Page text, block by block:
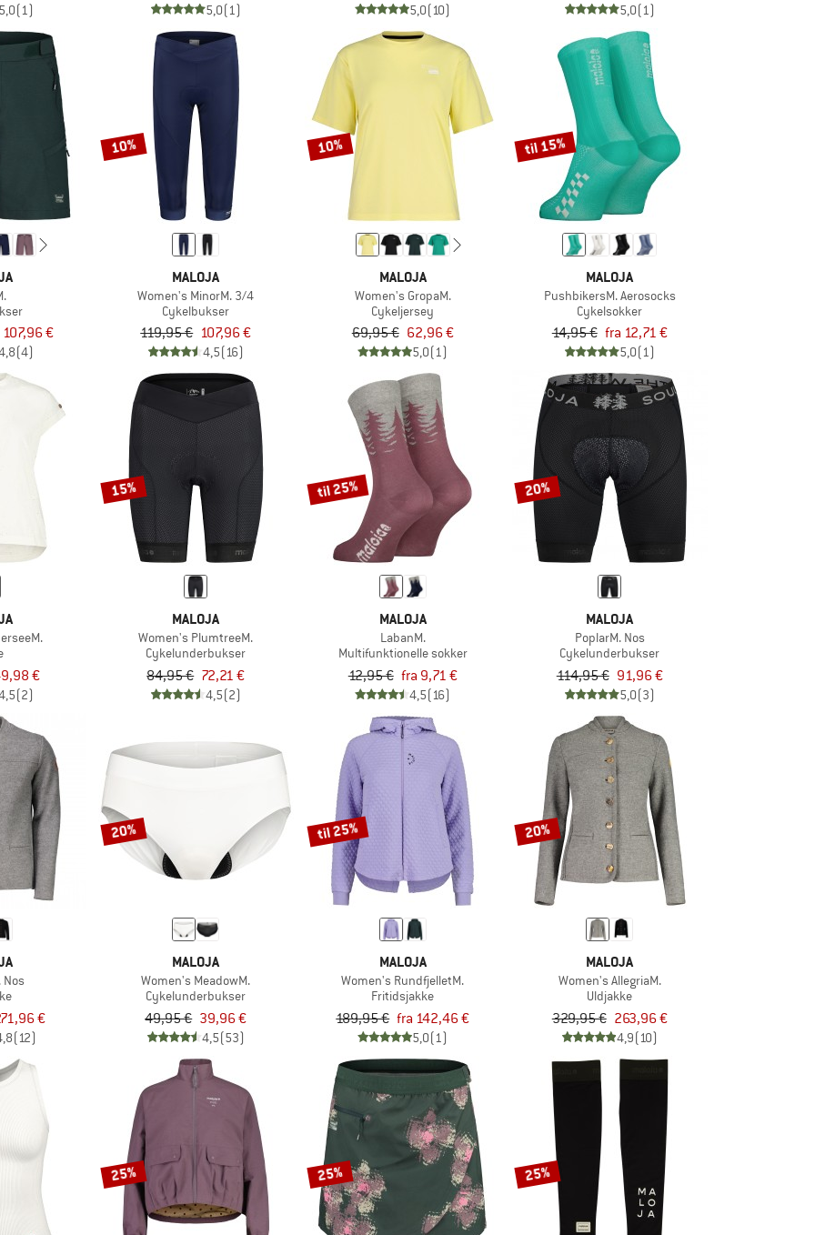
5,0(1) 5,0(1) 5,0(10) 5,0(1)
€
(4)
10%
MALOJA
Women's MinorM. 3/4
Cykelbukser
119,95 € 107,96 €
4,5(16)
10%
MALOJA
Women's GropaM.
Cykeljersey
69,95 € 62,96 €
5,0(1)
til 15%
MALOJA
PushbikersM. Aerosocks
Cykelsokker
14,95 € fra 12,71 €
5,0(1)
€
(2)
15%
MALOJA
Women's PlumtreeM.
Cykelunderbukser
84,95 € 72,21 €
4,5(2)
til 25%
MALOJA
LabanM.
Multifunktionelle sokker
12,95 € fra 9,71 €
4,5(16)
20%
MALOJA
PoplarM. Nos
Cykelunderbukser
114,95 € 91,96 €
5,0(3)
Nos
€
(12)
20%
MALOJA
Women's MeadowM.
Cykelunderbukser
49,95 € 39,96 €
4,5(53)
til 25%
MALOJA
Women's RundfjelletM.
Fritidsjakke
189,95 € fra 142,46 €
5,0(1)
20%
MALOJA
Women's AllegriaM.
Uldjakke
329,95 € 263,96 €
4,9(10)
25% 25% 25%